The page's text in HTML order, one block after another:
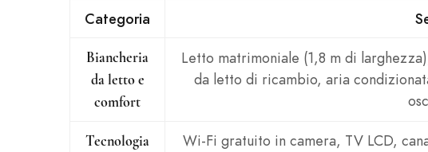
Categoria
Biancheria
da letto e
comfort
Letto matrimoniale (1,8 m di
da letto di ricambio, aria
Tecnologia Wi-Fi gratuito in camera, TV LCD,